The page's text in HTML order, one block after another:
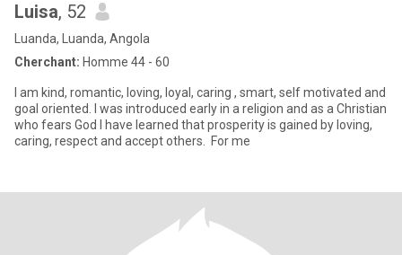
Luisa, 52
Luanda, Luanda, Angola
Cherchant: Homme 44 - 60
I am kind, romantic, loving, loyal, caring , smart, self motivated and
goal oriented. I was introduced early in a religion and as a Christian
who fears God I have learned that prosperity is gained by loving,
caring, respect and accept others. For me